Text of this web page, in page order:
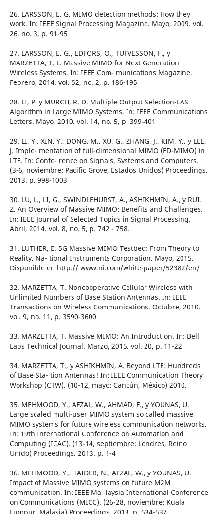
26. LARSSON, E. G. MIMO detection methods: How they
work. In: IEEE Signal Processing Magazine. Mayo, 2009. vol.
26, no. 3, p. 91-95
27. LARSSON, E. G., EDFORS, O., TUFVESSON, F., y
MARZETTA, T. L. Massive MIMO for Next Generation
Wireless Systems. In: IEEE Com- munications Magazine.
Febrero, 2014. vol. 52, no. 2, p. 186-195
28. LI, P. y MURCH, R. D. Multiple Output Selection-LAS
Algorithm in Large MIMO Systems. In: IEEE Communications
Letters. Mayo, 2010. vol. 14, no. 5, p. 399-401
29. LI, Y., XIN, Y., DONG, M., XU, G., ZHANG, J., KIM, Y., y LEE,
J. Imple- mentation of full-dimensional MIMO (FD-MIMO) in
LTE. In: Confe- rence on Signals, Systems and Computers.
(3-6, noviembre: Pacific Grove, Estados Unidos) Proceedings.
2013. p. 998-1003
30. LU, L., LI, G., SWINDLEHURST, A., ASHIKHMIN, A., y RUI,
Z. An Overview of Massive MIMO: Benefits and Challenges.
In: IEEE Journal of Selected Topics in Signal Processing.
Abril, 2014. vol. 8, no. 5, p. 742 - 758.
31. LUTHER, E. 5G Massive MIMO Testbed: From Theory to
Reality. Na- tional Instruments Corporation. Mayo, 2015.
Disponible en http:// www.ni.com/white-paper/52382/en/
32. MARZETTA, T. Noncooperative Cellular Wireless with
Unlimited Numbers of Base Station Antennas. In: IEEE
Transactions on Wireless Communications. Octubre, 2010.
vol. 9, no. 11, p. 3590-3600
33. MARZETTA, T. Massive MIMO: An Introduction. In: Bell
Labs Technical Journal. Marzo, 2015. vol. 20, p. 11-22
34. MARZETTA, T., y ASHIKHMIN, A. Beyond LTE: Hundreds
of Base Sta- tion Antennas! In: IEEE Communication Theory
Workshop (CTW). (10-12, mayo: Cancún, México) 2010.
35. MEHMOOD, Y., AFZAL, W., AHMAD, F., y YOUNAS, U.
Large scaled multi-user MIMO system so called massive
MIMO systems for future wireless communication networks.
In: 19th International Conference on Automation and
Computing (ICAC). (13-14, septiembre: Londres, Reino
Unido) Proceedings. 2013. p. 1-4
36. MEHMOOD, Y., HAIDER, N., AFZAL, W., y YOUNAS, U.
Impact of Massive MIMO systems on future M2M
communication. In: IEEE Ma- laysia International Conference
on Communications (MICC). (26-28, noviembre: Kuala
Lumpur, Malasia) Proceedings. 2013. p. 534-537